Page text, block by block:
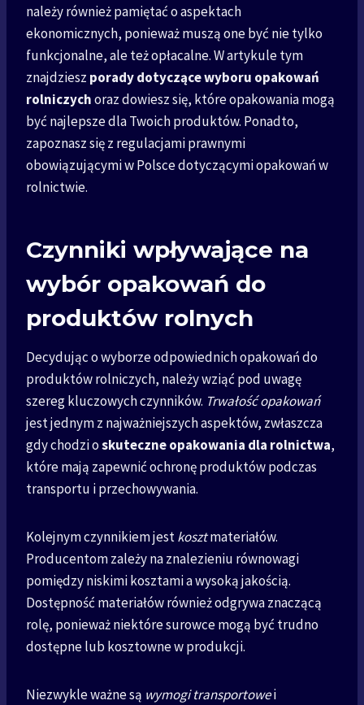
należy również pamiętać o aspektach
ekonomicznych, ponieważ muszą one być nie tylko
funkcjonalne, ale też opłacalne. W artykule tym
znajdziesz porady dotyczące wyboru opakowań
rolniczychoraz dowiesz się, które opakowania mogą
być najlepsze dla Twoich produktów. Ponadto,
zapoznasz się z regulacjami prawnymi
obowiązującymi w Polsce dotyczącymi opakowań w
rolnictwie.
Czynniki wpływające na
wybór opakowań do
produktów rolnych
Decydując o wyborze odpowiednich opakowań do
produktów rolniczych, należy wziąć pod uwagę
szereg kluczowych czynników. Trwałość opakowań
jest jednym z najważniejszych aspektów, zwłaszcza
gdy chodzi oskuteczne opakowania dla rolnictwa,
które mają zapewnić ochronę produktów podczas
transportu i przechowywania.
Kolejnym czynnikiem jestkosztmateriałów.
Producentom zależy na znalezieniu równowagi
pomiędzy niskimi kosztami a wysoką jakością.
Dostępność materiałów również odgrywa znaczącą
rolę, ponieważ niektóre surowce mogą być trudno
dostępne lub kosztowne w produkcji.
Niezwykle ważne są wymogi transportowei